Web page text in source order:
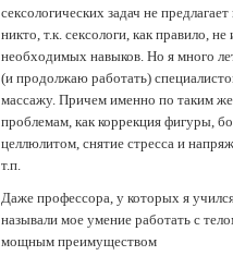
сексологических задач не
никто, т.к. сексологи, как правило,
необходимых навыков. Но я много
(и продолжаю работать)
массажу. Причем именно по таким
проблемам, как коррекция фигуры,
целлюлитом, снятие стресса и
т.п.
Даже профессора, у которых я
называли мое умение работать с
мощным преимуществом